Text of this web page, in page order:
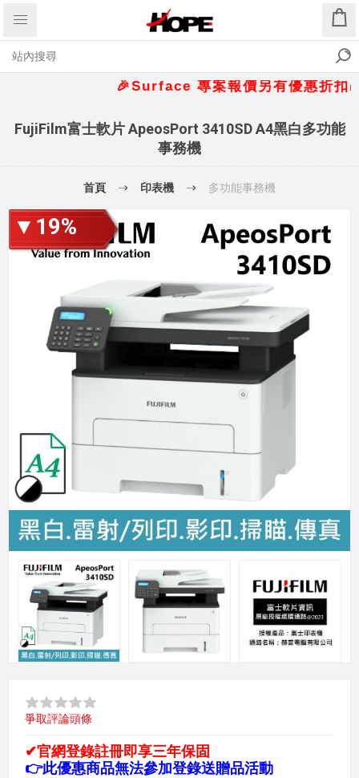
🎉Surface 專案報價另有優惠折扣
FujiFilm富士軟片 ApeosPort 3410SD A4黑白多功能
事務機
首頁 印表機 多功能事務機
▼19%
爭取評論頭條
✔官網登錄註冊即享三年保固
👉此優惠商品無法參加登錄送贈品活動